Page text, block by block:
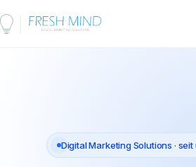
Digital Marketing Solutions ·